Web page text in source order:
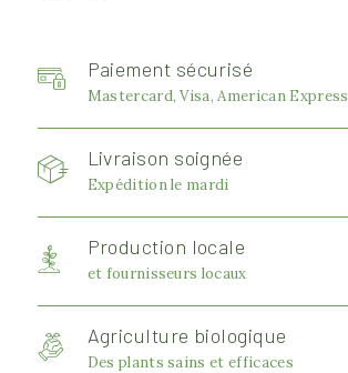
Paiement sécurisé
Mastercard, Visa, American Express
Livraison soignée
Expédition le mardi
Production locale
et fournisseurs locaux
Agriculture biologique
Des plants sains et efficaces